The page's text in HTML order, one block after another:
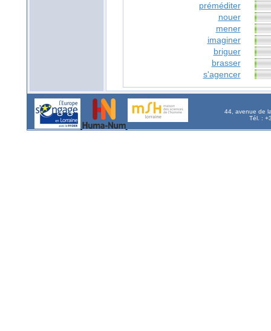
préméditer
nouer
mener
imaginer
briguer
brasser
s'agencer
44, avenue de
Tél. :